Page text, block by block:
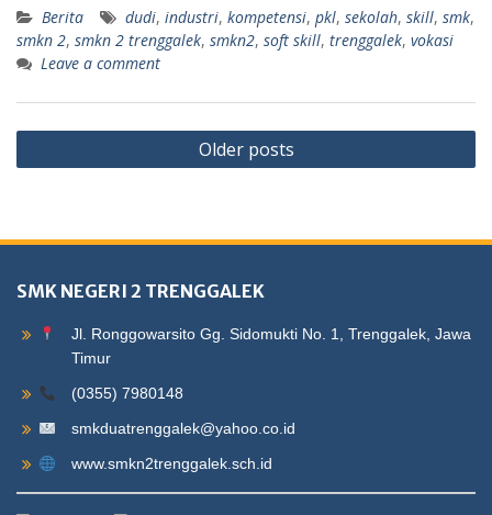
Berita dudi, industri, kompetensi, pkl, sekolah, skill, smk,
smkn 2, smkn 2 trenggalek, smkn2, soft skill, trenggalek, vokasi
Leave a comment
Posts
navigation
Older posts
SMK NEGERI 2 TRENGGALEK
Jl. Ronggowarsito Gg. Sidomukti No. 1, Trenggalek, Jawa
Timur
(0355) 7980148
smkduatrenggalek@yahoo.co.id
www.smkn2trenggalek.sch.id